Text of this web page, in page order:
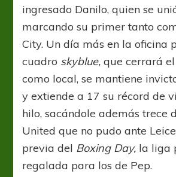
ingresado Danilo, quien se
marcando su primer tanto
City. Un día más en la oficina
cuadro skyblue,que cerrará
como local, se mantiene
y extiende a 17 su récord de
hilo, sacándole además trece
United que no pudo ante
previa del Boxing Day, la liga
regalada para los de Pep.